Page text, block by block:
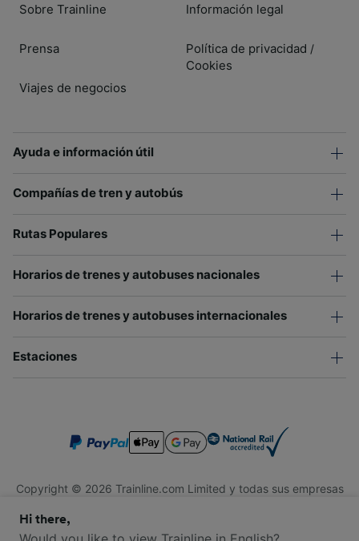
Sobre Trainline
Prensa
Viajes de negocios
Información legal
Política de privacidad /
Cookies
Ayuda e información útil
Compañías de tren y autobús
Rutas Populares
Horarios de trenes y autobuses nacionales
Horarios de trenes y autobuses internacionales
Estaciones
Copyright © 2026 Trainline.com Limited y todas sus empresas
Trainline.com Limited está registrada en Inglaterra y Gales.
Compañía No. 3846791. Dirección: 1 Stonecutter St, Londres
Hi there,